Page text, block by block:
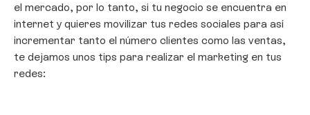
el mercado, por lo tanto, si tu negocio se encuentra en
internet y quieres movilizar tus redes sociales para así
incrementar tanto el número clientes como las ventas,
te dejamos unos tips para realizar el marketing en tus
redes: